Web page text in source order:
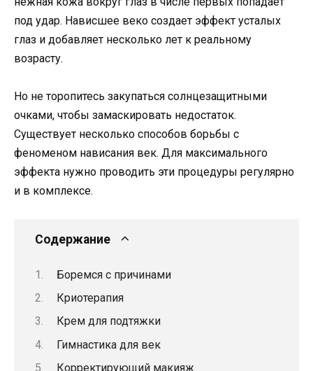
под удар. Нависшее веко создает эффект усталых
глаз и добавляет несколько лет к реальному
возрасту.
Но не торопитесь закупаться солнцезащитными
очками, чтобы замаскировать недостаток.
Существует несколько способов борьбы с
феноменом нависания век. Для максимального
эффекта нужно проводить эти процедуры регулярно
и в комплексе.
Содержание
Боремся с причинами
Криотерапия
Крем для подтяжки
Гимнастика для век
Корректирующий макияж